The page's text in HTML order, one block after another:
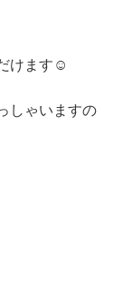
けます☺
しゃいますの